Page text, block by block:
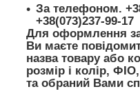
За телефоном.
+38(073)237-99-17
Для оформлення
Ви маєте
назва товару або
розмір і колір,
та обраний Вами